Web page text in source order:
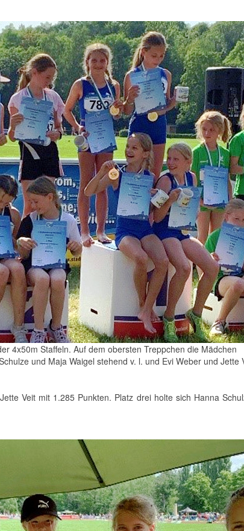
4x50m Staffeln. Auf dem obersten Treppchen die Mädchen
und Maja Waigel stehend v. l. und Evi Weber und Jette
Veit mit 1.285 Punkten. Platz drei holte sich Hanna